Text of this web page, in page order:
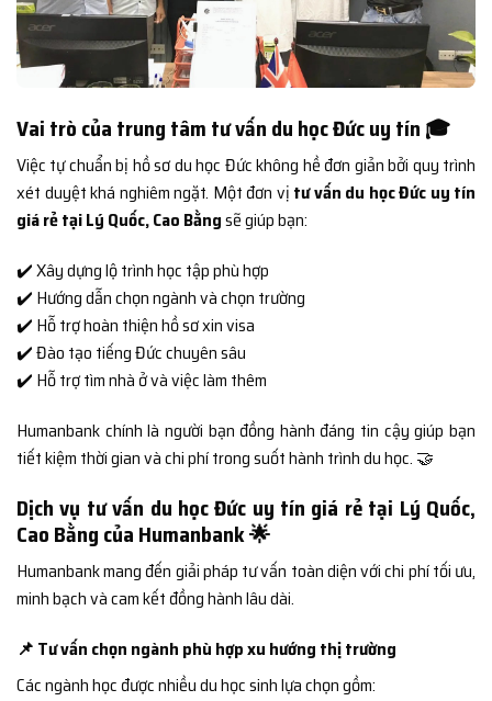
Vai trò của trung tâm tư vấn du học Đức uy tín 🎓
Việc tự chuẩn bị hồ sơ du học Đức không hề đơn giản bởi quy trình
xét duyệt khá nghiêm ngặt. Một đơn vị tư vấn du học Đức uy tín
giá rẻ tại Lý Quốc, Cao Bằngsẽ giúp bạn:
✔️ Xây dựng lộ trình học tập phù hợp
✔️ Hướng dẫn chọn ngành và chọn trường
✔️ Hỗ trợ hoàn thiện hồ sơ xin visa
✔️ Đào tạo tiếng Đức chuyên sâu
✔️ Hỗ trợ tìm nhà ở và việc làm thêm
Humanbank chính là người bạn đồng hành đáng tin cậy giúp bạn
tiết kiệm thời gian và chi phí trong suốt hành trình du học. 🤝
Dịch vụ tư vấn du học Đức uy tín giá rẻ tại Lý Quốc,
Cao Bằng của Humanbank 🌟
Humanbank mang đến giải pháp tư vấn toàn diện với chi phí tối ưu,
minh bạch và cam kết đồng hành lâu dài.
📌 Tư vấn chọn ngành phù hợp xu hướng thị trường
Các ngành học được nhiều du học sinh lựa chọn gồm: